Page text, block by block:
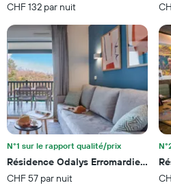
Sur
le
graphique,
1
axe
Y
indiquent
le
prix
moyen
d'une
chambre
pour
ce
CHF 132 par nuit
N°1 sur le rapport qualité/prix
Résidence Odalys Erromardie Plage
CHF 57 par nuit